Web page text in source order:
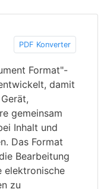
PDF Konverter
Format"-
damit
gemeinsam
Inhalt und
Das Format
Bearbeitung
elektronische
zu